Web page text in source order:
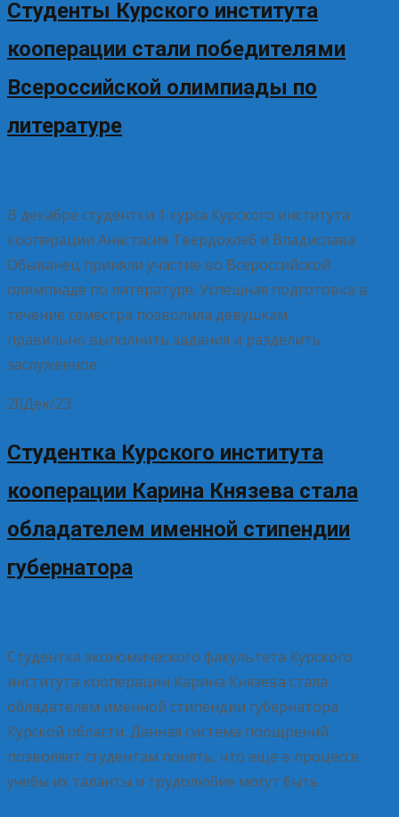
Студенты Курского института
кооперации стали победителями
Всероссийской олимпиады по
литературе
В декабре студентки 1 курса Курского института
кооперации Анастасия Твердохлеб и Владислава
Обыванец приняли участие во Всероссийской
олимпиаде по литературе. Успешная подготовка в
течение семестра позволила девушкам
правильно выполнить задания и разделить
заслуженное
20Дек/23
Студентка Курского института
кооперации Карина Князева стала
обладателем именной стипендии
губернатора
Студентка экономического факультета Курского
института кооперации Карина Князева стала
обладателем именной стипендии губернатора
Курской области. Данная система поощрений
позволяет студентам понять, что еще в процессе
учебы их таланты и трудолюбие могут быть